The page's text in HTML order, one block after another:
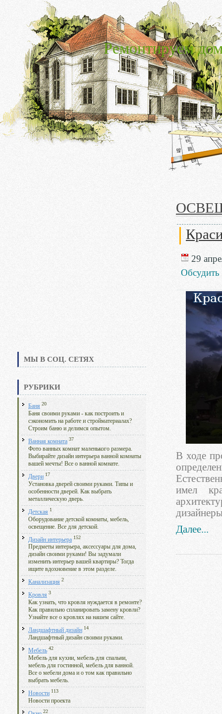
Ремонтируем
МЫ В СОЦ. СЕТЯХ
РУБРИКИ
Баня 20
Баня своими руками - как построить и
сэкономить на работе и стройматериалах?
Строим баню и делимся опытом.
Ванная комната 37
Фото ванных комнат маленького размера.
Выбирайте дизайн интерьера ванной комнаты
вашей мечты! Все о ванной комнате.
Двери 17
Установка дверей своими руками. Типы и
особенности дверей. Как выбрать
металлическую дверь.
Детская 1
Оборудование детской комнаты, мебель,
освещение. Все для детской.
Дизайн интерьера 152
Предметы интерьера, аксессуары для дома,
дизайн своими руками! Вы задумали
изменить интерьер вашей квартиры? Тогда
ищите вдохновение в этом разделе.
Канализация 2
Кровля 3
Как узнать, что кровля нуждается в ремонте?
Как правильно спланировать замену кровли?
Узнайте все о кровлях на нашем сайте.
Ландшафтный дизайн 14
Ландшафтный дизайн своими руками.
Мебель 42
Мебель для кухни, мебель для спальни,
мебель для гостинной, мебель для ванной.
Все о мебели дома и о том как правильно
выбрать мебель.
Новости 113
Новости проекта
22
29
Обсудить
В ходе
имел
Далее...